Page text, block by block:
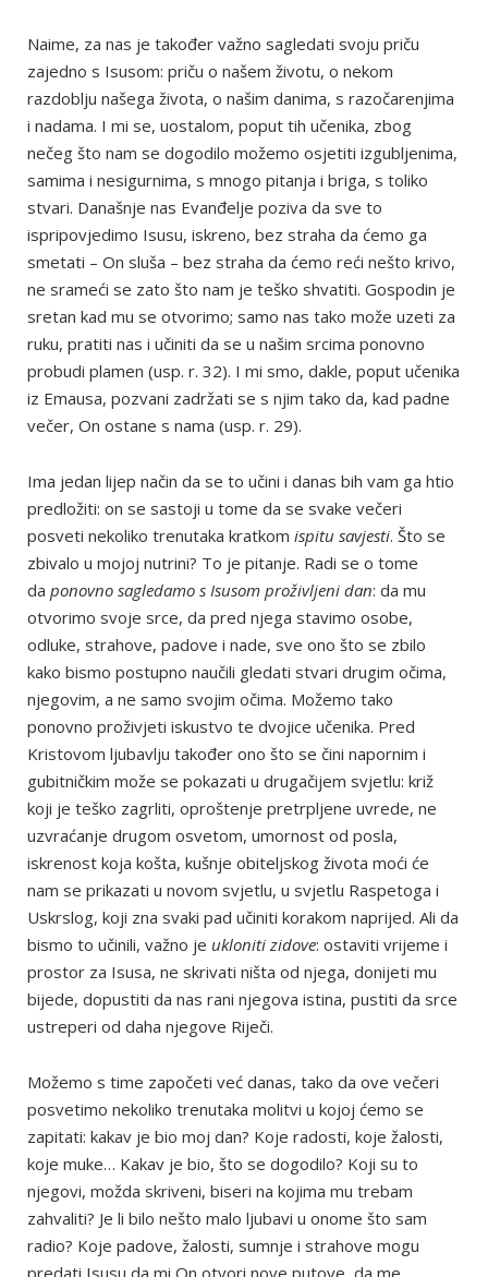
Naime, za nas je također važno sagledati svoju priču
zajedno s Isusom: priču o našem životu, o nekom
razdoblju našega života, o našim danima, s razočarenjima
i nadama. I mi se, uostalom, poput tih učenika, zbog
nečeg što nam se dogodilo možemo osjetiti izgubljenima,
samima i nesigurnima, s mnogo pitanja i briga, s toliko
stvari. Današnje nas Evanđelje poziva da sve to
ispripovjedimo Isusu, iskreno, bez straha da ćemo ga
smetati – On sluša – bez straha da ćemo reći nešto krivo,
ne srameći se zato što nam je teško shvatiti. Gospodin je
sretan kad mu se otvorimo; samo nas tako može uzeti za
ruku, pratiti nas i učiniti da se u našim srcima ponovno
probudi plamen (usp. r. 32). I mi smo, dakle, poput učenika
iz Emausa, pozvani zadržati se s njim tako da, kad padne
večer, On ostane s nama (usp. r. 29).
Ima jedan lijep način da se to učini i danas bih vam ga htio
predložiti: on se sastoji u tome da se svake večeri
posveti nekoliko trenutaka kratkom ispitu savjesti. Što se
zbivalo u mojoj nutrini? To je pitanje. Radi se o tome
da ponovno sagledamo s Isusom proživljeni dan: da mu
otvorimo svoje srce, da pred njega stavimo osobe,
odluke, strahove, padove i nade, sve ono što se zbilo
kako bismo postupno naučili gledati stvari drugim očima,
njegovim, a ne samo svojim očima. Možemo tako
ponovno proživjeti iskustvo te dvojice učenika. Pred
Kristovom ljubavlju također ono što se čini napornim i
gubitničkim može se pokazati u drugačijem svjetlu: križ
koji je teško zagrliti, oproštenje pretrpljene uvrede, ne
uzvraćanje drugom osvetom, umornost od posla,
iskrenost koja košta, kušnje obiteljskog života moći će
nam se prikazati u novom svjetlu, u svjetlu Raspetoga i
Uskrslog, koji zna svaki pad učiniti korakom naprijed. Ali da
bismo to učinili, važno je ukloniti zidove: ostaviti vrijeme i
prostor za Isusa, ne skrivati ništa od njega, donijeti mu
bijede, dopustiti da nas rani njegova istina, pustiti da srce
ustreperi od daha njegove Riječi.
Možemo s time započeti već danas, tako da ove večeri
posvetimo nekoliko trenutaka molitvi u kojoj ćemo se
zapitati: kakav je bio moj dan? Koje radosti, koje žalosti,
koje muke… Kakav je bio, što se dogodilo? Koji su to
njegovi, možda skriveni, biseri na kojima mu trebam
zahvaliti? Je li bilo nešto malo ljubavi u onome što sam
radio? Koje padove, žalosti, sumnje i strahove mogu
predati Isusu da mi On otvori nove putove, da me